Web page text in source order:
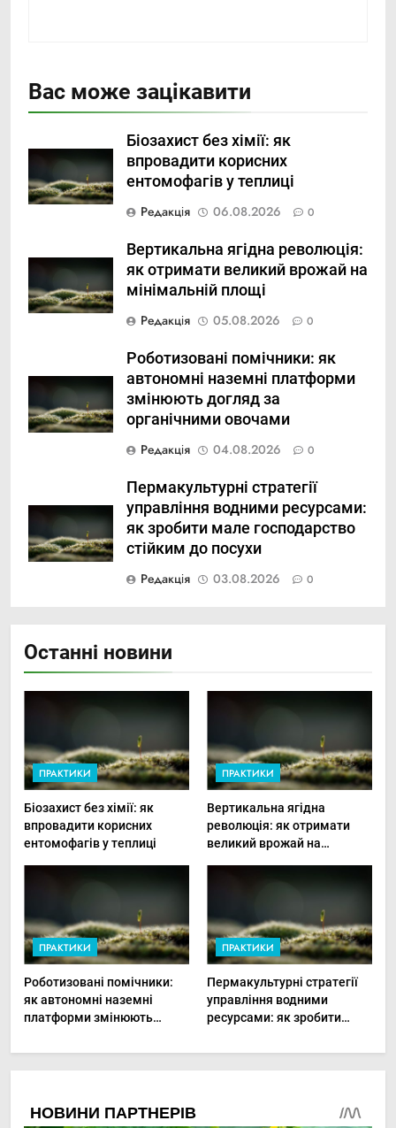
Вас може зацікавити
Біозахист без хімії: як
впровадити корисних
ентомофагів у теплиці
Редакція
06.08.2026 0
Вертикальна ягідна революція:
як отримати великий врожай на
мінімальній площі
Редакція
05.08.2026 0
Роботизовані помічники: як
автономні наземні платформи
змінюють догляд за
органічними овочами
Редакція
04.08.2026 0
Пермакультурні стратегії
управління водними ресурсами:
як зробити мале господарство
стійким до посухи
Редакція
03.08.2026 0
Останні новини
ПРАКТИКИ
Біозахист без хімії: як
впровадити корисних
ентомофагів у теплиці
ПРАКТИКИ
Вертикальна ягідна
революція: як отримати
великий врожай на
ПРАКТИКИ
Роботизовані помічники:
як автономні наземні
платформи змінюють
овочами
ПРАКТИКИ
Пермакультурні стратегії
управління водними
ресурсами: як зробити
до посухи